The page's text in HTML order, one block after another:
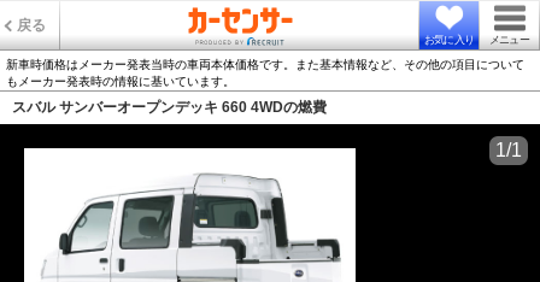
戻る
お気に入り メニュー
新車時価格はメーカー発表当時の車両本体価格です。また基本情報など、その他の項目について
もメーカー発表時の情報に基いています。
スバル サンバーオープンデッキ 660 4WDの燃費
1/1